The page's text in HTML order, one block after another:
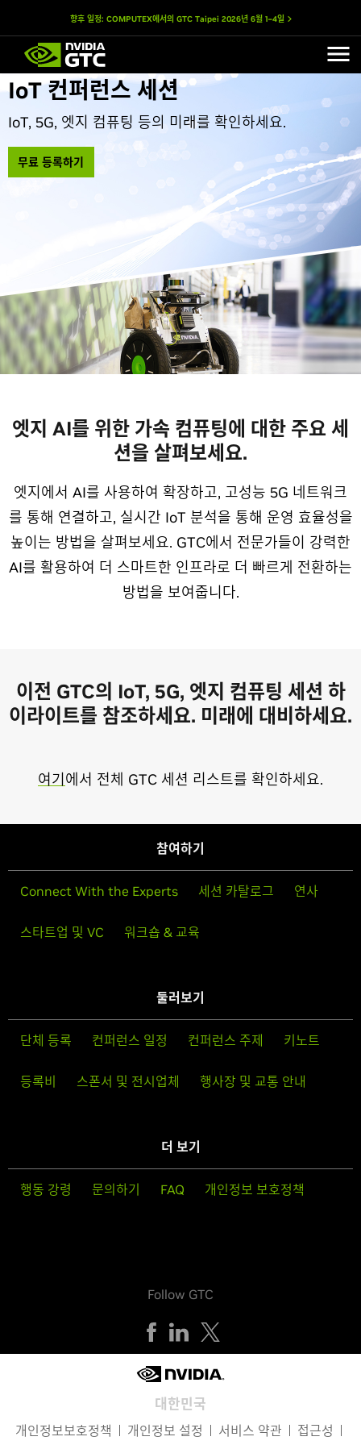
향후 일정: COMPUTEX에서의 GTC Taipei 2026년 6월 1–4일
IoT 컨퍼런스 세션
IoT, 5G, 엣지 컴퓨팅 등의 미래를 확인하세요.
무료 등록하기
엣지 AI를 위한 가속 컴퓨팅에 대한 주요 세
션을 살펴보세요.
엣지에서 AI를 사용하여 확장하고, 고성능 5G 네트워크
를 통해 연결하고, 실시간 IoT 분석을 통해 운영 효율성을
높이는 방법을 살펴보세요. GTC에서 전문가들이 강력한
AI를 활용하여 더 스마트한 인프라로 더 빠르게 전환하는
방법을 보여줍니다.
이전 GTC의 IoT, 5G, 엣지 컴퓨팅 세션 하
이라이트를 참조하세요. 미래에 대비하세요.
여기 에서 전체 GTC 세션 리스트를 확인하세요.
참여하기
Connect With the Experts 세션 카탈로그 연사
스타트업 및 VC 워크숍 & 교육
둘러보기
단체 등록 컨퍼런스 일정 컨퍼런스 주제 키노트
등록비 스폰서 및 전시업체 행사장 및 교통 안내
더 보기
행동 강령 문의하기 FAQ 개인정보 보호정책
Follow GTC
대한민국
개인정보보호정책 개인정보 설정 서비스 약관 접근성